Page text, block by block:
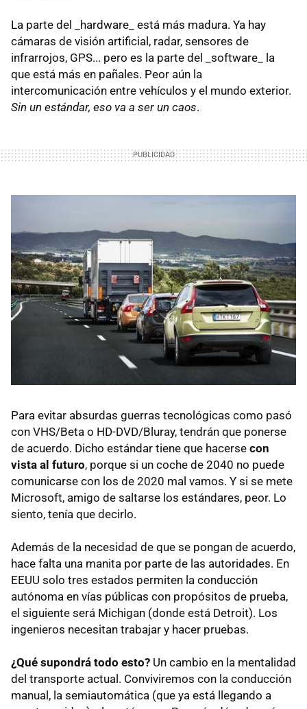
La parte del _hardware_ está más madura. Ya hay
cámaras de visión artificial, radar, sensores de
infrarrojos, GPS... pero es la parte del _software_ la
que está más en pañales. Peor aún la
intercomunicación entre vehículos y el mundo exterior.
Sin un estándar, eso va a ser un caos.
Para evitar absurdas guerras tecnológicas como pasó
con VHS/Beta o HD-DVD/Bluray, tendrán que ponerse
de acuerdo. Dicho estándar tiene que hacerse con
vista al futuro, porque si un coche de 2040 no puede
comunicarse con los de 2020 mal vamos. Y si se mete
Microsoft, amigo de saltarse los estándares, peor. Lo
siento, tenía que decirlo.
Además de la necesidad de que se pongan de acuerdo,
hace falta una manita por parte de las autoridades. En
EEUU solo tres estados permiten la conducción
autónoma en vías públicas con propósitos de prueba,
el siguiente será Michigan (donde está Detroit). Los
ingenieros necesitan trabajar y hacer pruebas.
¿Qué supondrá todo esto? Un cambio en la mentalidad
del transporte actual. Conviviremos con la conducción
manual, la semiautomática (que ya está llegando a